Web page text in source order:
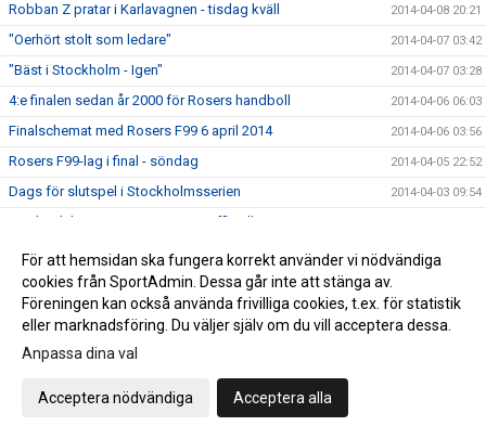
Robban Z pratar i Karlavagnen - tisdag kväll 2014-04-08 20:21
"Oerhört stolt som ledare" 2014-04-07 03:42
"Bäst i Stockholm - Igen" 2014-04-07 03:28
4:e finalen sedan år 2000 för Rosers handboll 2014-04-06 06:03
Finalschemat med Rosers F99 6 april 2014 2014-04-06 03:56
Rosers F99-lag i final - söndag 2014-04-05 22:52
Dags för slutspel i Stockholmsserien 2014-04-03 09:54
Upplandslaget 25-manna trupp officiell
Miljonaffär till Rosersbergs IK 2014-04-01 03:44
Fanny Lundin spelar för Rosersberg 2014-03-31 21:42
Rosers B-flickor bäst i Uppland 2014-03-31 04:07
Rosers föll i semifinal
Slutspelet i Stockholm klart
För att hemsidan ska fungera korrekt använder vi nödvändiga
cookies från SportAdmin. Dessa går inte att stänga av.
Föreningen kan också använda frivilliga cookies, t.ex. för statistik
eller marknadsföring. Du väljer själv om du vill acceptera dessa.
Anpassa dina val
Acceptera nödvändiga Acceptera alla